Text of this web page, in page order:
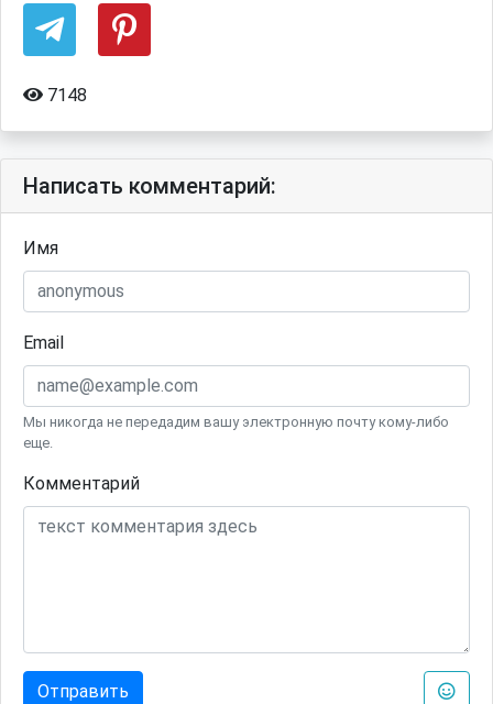
7148
Написать комментарий:
Имя
Email
Мы никогда не передадим вашу электронную почту кому-либо
еще.
Комментарий
Отправить